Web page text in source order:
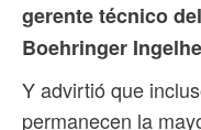
gerente técnico
Boehringer
Y advirtió que
permanecen la